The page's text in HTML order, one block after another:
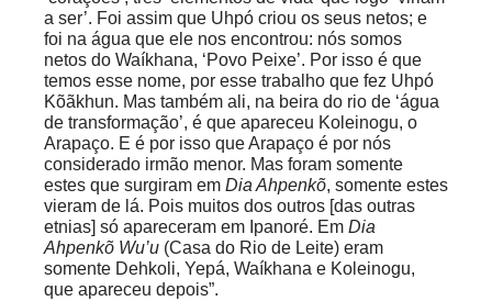
a ser’. Foi assim que Uhpó criou os seus netos; e
foi na água que ele nos encontrou: nós somos
netos do Waíkhana, ‘Povo Peixe’. Por isso é que
temos esse nome, por esse trabalho que fez Uhpó
Kõãkhun. Mas também ali, na beira do rio de ‘água
de transformação’, é que apareceu Koleinogu, o
Arapaço. E é por isso que Arapaço é por nós
considerado irmão menor. Mas foram somente
estes que surgiram em Dia Ahpenkõ, somente estes
vieram de lá. Pois muitos dos outros [das outras
etnias] só apareceram em Ipanoré. Em Dia
Ahpenkõ Wu’u (Casa do Rio de Leite) eram
somente Dehkoli, Yepá, Waíkhana e Koleinogu,
que apareceu depois”.